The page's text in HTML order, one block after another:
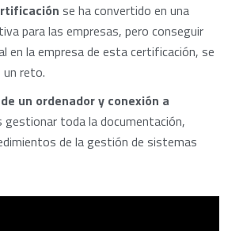
se ha convertido en una
para las empresas, pero conseguir
en la empresa de esta certificación, se
reto.
un ordenador y conexión a
gestionar toda la documentación,
de la gestión de sistemas